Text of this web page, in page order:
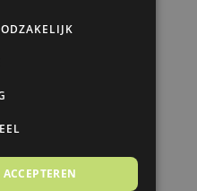
.
van Virtùmedia